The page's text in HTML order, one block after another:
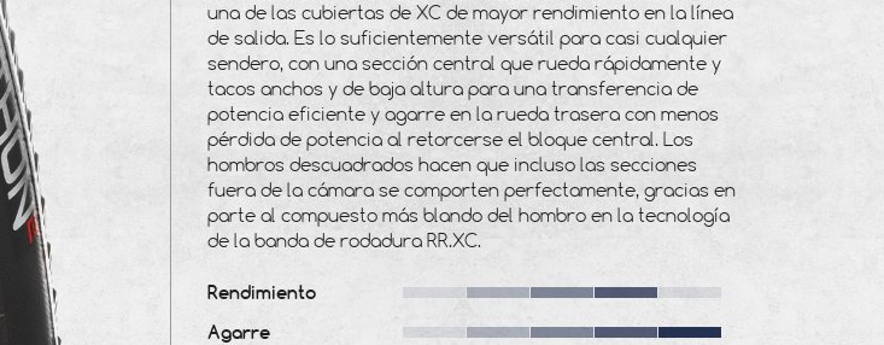
una de las cubiertas de XC de mayor rendimiento en la línea
de salida. Es lo suficientemente versátil para casi cualquier
sendero, con una sección central que rueda rápidamente y
tacos anchos y de baja altura para una transferencia de
potencia eficiente y agarre en la rueda trasera con menos
pérdida de potencia al retorcerse el bloque central. Los
hombros descuadrados hacen que incluso las secciones
fuera de la cámara se comporten perfectamente, gracias en
parte al compuesto más blando del hombro en la tecnología
de la banda de rodadura RR.XC.
Rendimiento
Agarre